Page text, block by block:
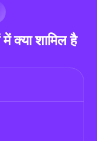
क्या शामिल है